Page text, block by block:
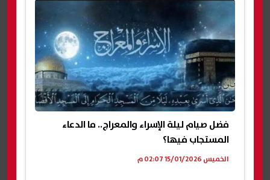
فضل صيام ليلة الإسراء والمعراج.. ما الدعاء
المستجاب فيها؟
الخميس 15/01/2026 02:07 م